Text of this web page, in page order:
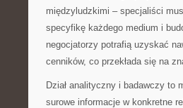
międzyludzkimi – specjaliści
specyfikę każdego medium i
negocjatorzy potrafią uzyskać
cenników, co przekłada się na
Dział analityczny i badawczy to
surowe informacje w konkretne